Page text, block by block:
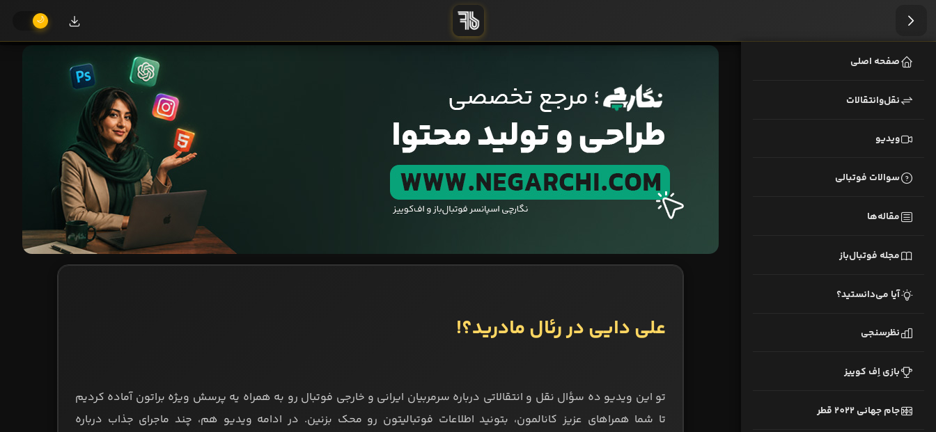
صفحه اصلی
نقل‌وانتقالات
ویدیو
سوالات فوتبالی
مقاله‌ها
مجله فوتبال‌باز
آیا می‌دانستید؟
نظرسنجی
بازی اِف کوییز
جام جهانی 2022 قطر
علی دایی در رئال مادرید؟!
تو این ویدیو ده سؤال نقل و انتقالاتی درباره سرمربیان ایرانی و خارجی فوتبال رو به همراه یه پرسش ویژه براتون آماده کردیم
تا شما همراهای عزیز کانالمون، بتونید اطلاعات فوتبالیتون رو محک بزنین. در ادامه ویدیو هم، چند ماجرای جذاب درباره